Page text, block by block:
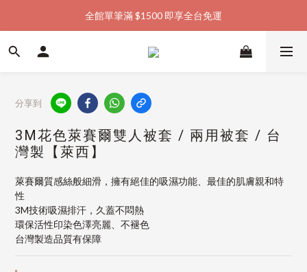
加入會員購物金  馬上領  馬上折
全館單筆滿 $1500 即享全台免運
加入會員購物金  馬上領  馬上折
分享到
3M花色萊賽爾雙人被套 / 兩用被套 / 台
灣製【萊西】
萊賽爾質感絲般細滑，擁有絕佳的吸濕功能、最佳的肌膚親和特
性
3M技術吸濕排汗，久蓋不悶熱
環保活性印染色澤亮麗、不褪色
台灣製造品質有保障